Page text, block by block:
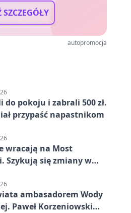
SZCZEGÓŁY
autopromocja
do pokoju i zabrali 500 zł.
przypaść napastnikom
wracają na Most
Szykują się zmiany w
ambasadorem Wody
Paweł Korzeniowski